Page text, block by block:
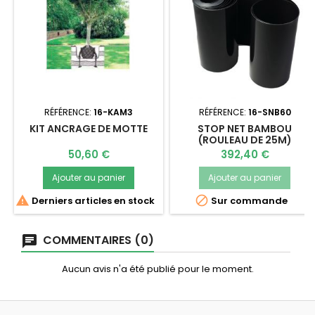
RÉFÉRENCE: 16-KAM3
KIT ANCRAGE DE MOTTE
Prix
50,60 €
Ajouter au panier
 Derniers articles en stock
RÉFÉRENCE: 16-SNB60
STOP NET BAMBOU
(ROULEAU DE 25M)
Prix
392,40 €
Ajouter au panier
 Sur commande
COMMENTAIRES (0)
Aucun avis n'a été publié pour le moment.